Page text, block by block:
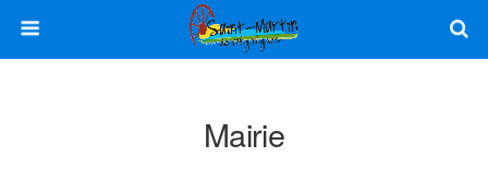
Mairie